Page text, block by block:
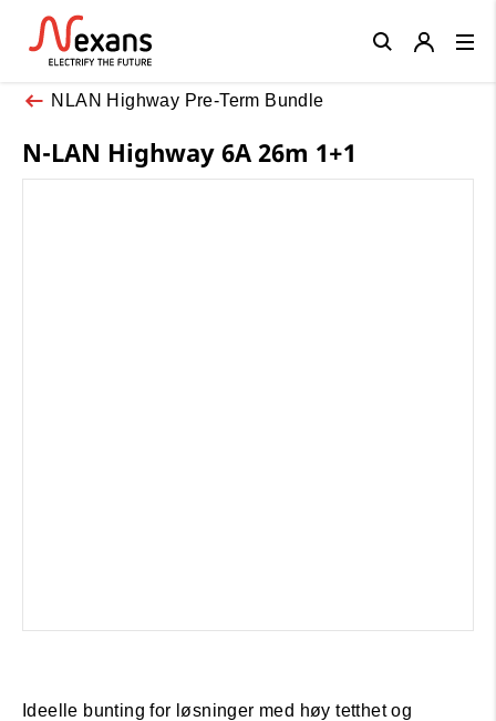
NLAN Highway Pre-Term Bundle
N-LAN Highway 6A 26m 1+1
Ideelle bunting for løsninger med høy tetthet og
Close